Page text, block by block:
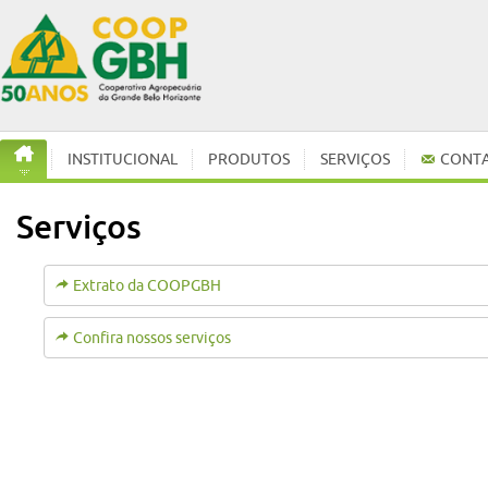
INSTITUCIONAL PRODUTOS SERVIÇOS
Serviços
Extrato da COOPGBH
Confira nossos serviços